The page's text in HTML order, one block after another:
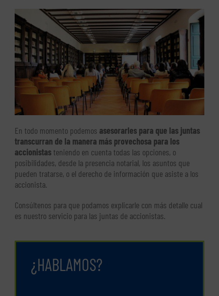
En todo momento podemos asesorarles para que las juntas
transcurran de la manera más provechosa para los
accionistas teniendo en cuenta todas las opciones, o
posibilidades, desde la presencia notarial, los asuntos que
pueden tratarse, o el derecho de información que asiste a los
accionista.
Consúltenos para que podamos explicarle con más detalle cual
es nuestro servicio para las juntas de accionistas.
¿HABLAMOS?